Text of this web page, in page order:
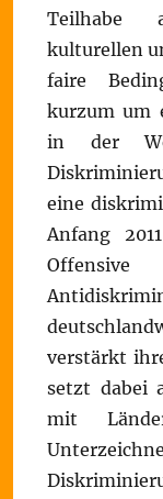
Teilhabe
kulturellen
faire
kurzum um
in der
eine
Anfang
verstärkt
setzt dabei
mit